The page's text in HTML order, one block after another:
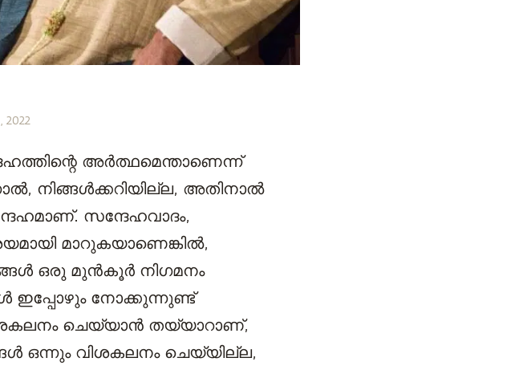
2022
അർത്ഥമെന്താണെന്ന്
നിങ്ങൾക്കറിയില്ല, അതിനാൽ
സന്ദേഹവാദം,
മാറുകയാണെങ്കിൽ,
ഒരു മുൻകൂർ നിഗമനം
ഇപ്പോഴും നോക്കുന്നുണ്ട്
ചെയ്യാൻ തയ്യാറാണ്,
ഒന്നും വിശകലനം ചെയ്യില്ല,